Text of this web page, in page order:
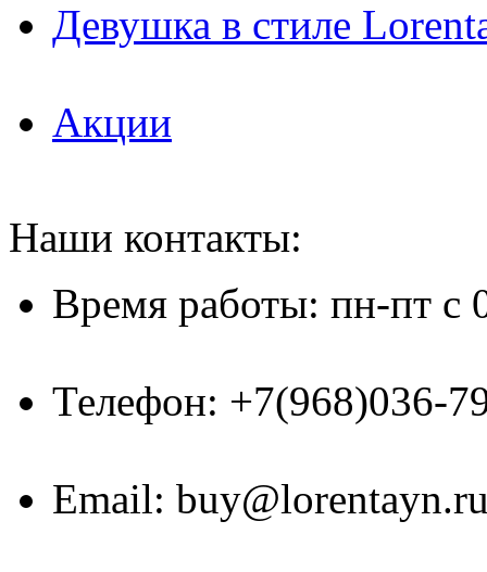
Девушка в стиле
Акции
Наши контакты:
Время работы: пн-пт с
Телефон: +7(968)036-
Email: